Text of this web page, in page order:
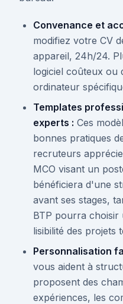
Convenance et
modifiez votre CV
appareil, 24h/24.
logiciel coûteux ou
ordinateur
Templates
experts : Ces
bonnes pratiques
recruteurs
MCO visant un
bénéficiera d'une
avant ses stages,
BTP pourra choisir
lisibilité des projets
Personnalisation
vous aident à
proposent des
expériences, les